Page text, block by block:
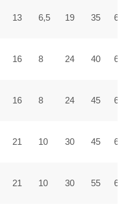
13 6,5 19 35 6,5
16 8 24 40 6,5
16 8 24 45 6,5
21 10 30 45 6,5
21 10 30 55 6,5